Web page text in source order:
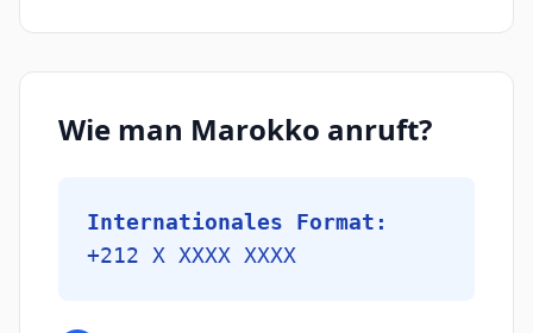
Wie man Marokko anruft?
Internationales Format:
+212 X XXXX XXXX